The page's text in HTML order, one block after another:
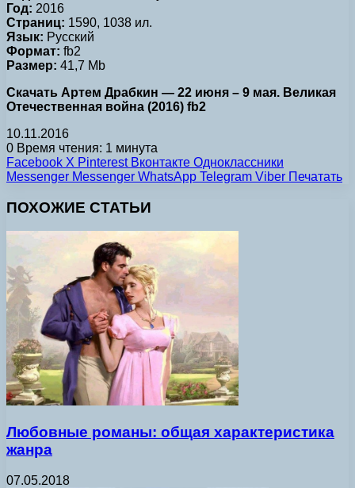
Год: 2016
Страниц: 1590, 1038 ил.
Язык: Русский
Формат: fb2
Размер: 41,7 Mb
Скачать Артем Драбкин — 22 июня – 9 мая. Великая
Отечественная война (2016) fb2
10.11.2016
0 Время чтения: 1 минута
Facebook X Pinterest Вконтакте Одноклассники
Messenger Messenger WhatsApp Telegram Viber Печатать
ПОХОЖИЕ СТАТЬИ
Любовные романы: общая характеристика
жанра
07.05.2018